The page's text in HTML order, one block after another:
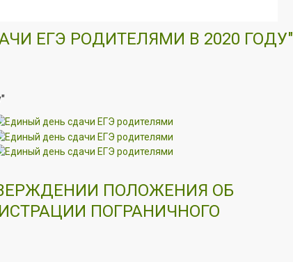
ЕГЭ РОДИТЕЛЯМИ В 2020 ГОДУ"
ПОЛОЖЕНИЯ ОБ
ПОГРАНИЧНОГО